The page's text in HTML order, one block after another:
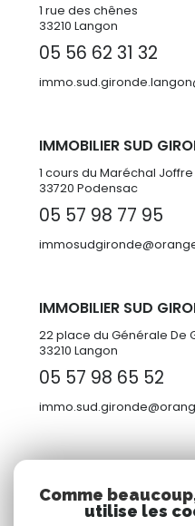
1 rue des chênes
33210 Langon
05 56 62 31 32
IMMOBILIER SUD
1 cours du Maréchal Joffre
33720 Podensac
05 57 98 77 95
IMMOBILIER SUD
22 place du Générale De
33210 Langon
05 57 98 65 52
Nous adhérons
Comme
utilise les